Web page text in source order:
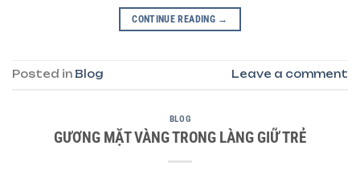
CONTINUE READING →
Posted in Blog Leave a comment
BLOG
GƯƠNG MẶT VÀNG TRONG LÀNG GIỮ TRẺ